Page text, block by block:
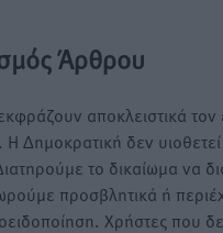
Άρθρου
αποκλειστικά τον
Η Δημοκρατική δεν υιοθετεί
το δικαίωμα να
προσβλητικά ή
Χρήστες που